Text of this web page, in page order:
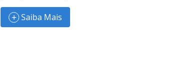
Saiba Mais